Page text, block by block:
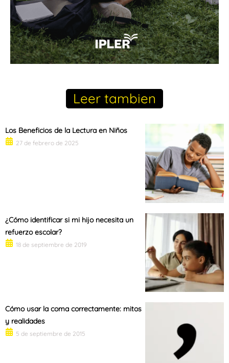
Leer tambien
Los Beneficios de la Lectura en Niños
27 de febrero de 2025
¿Cómo identificar si mi hijo necesita un
refuerzo escolar?
18 de septiembre de 2019
Cómo usar la coma correctamente: mitos
y realidades
5 de septiembre de 2015